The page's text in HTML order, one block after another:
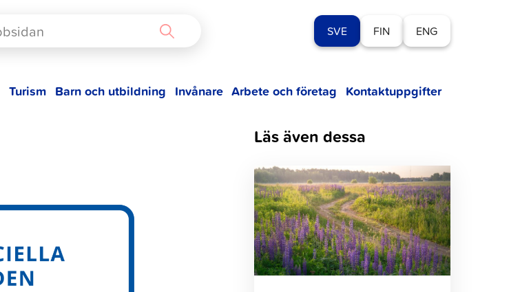
SVE FIN ENG
Turism Barn och utbildning Invånare Arbete och företag Kontaktuppgifter
Läs även dessa
Klicka
för
att
läsa
artikeln